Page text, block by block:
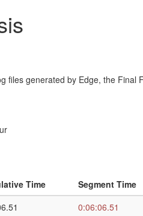
files generated by Edge, the Final
Time Segment Time
0:06:06.51